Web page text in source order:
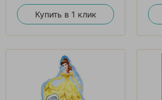
Купить в 1 клик